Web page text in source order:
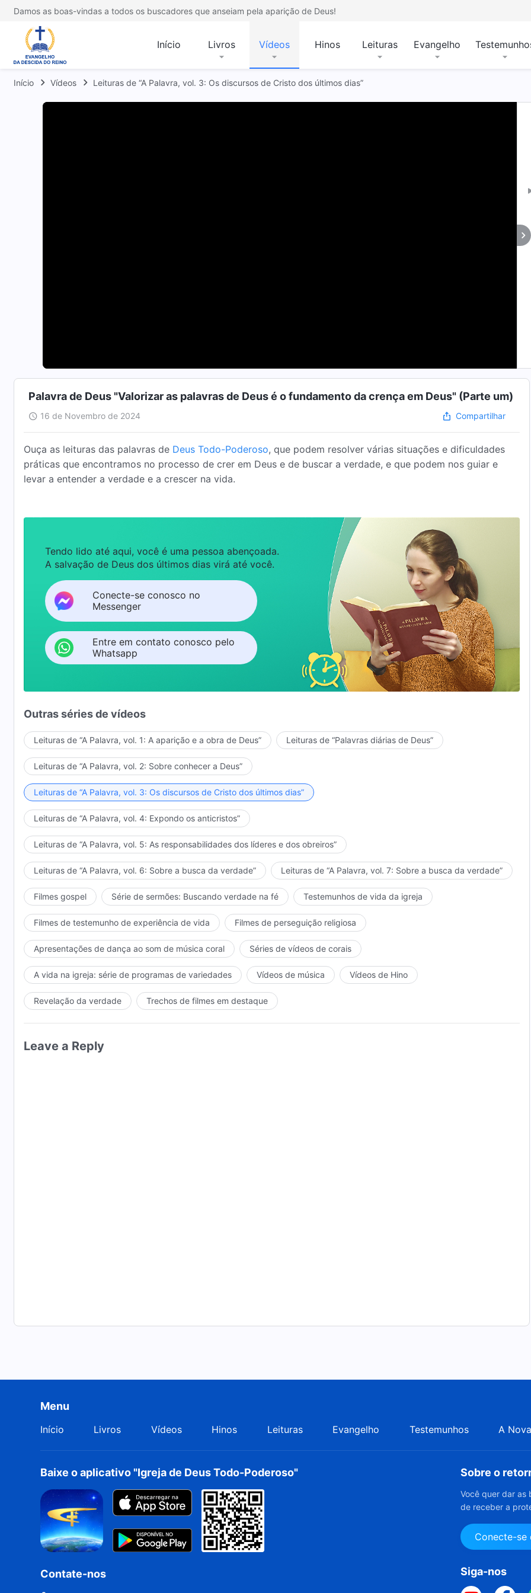
Damos as boas-vindas a todos os buscadores que anseiam pela aparição de Deus!
Início Livros Vídeos Hinos Leituras Evangelho
Início Vídeos Leituras de “A Palavra, vol. 3: Os discursos de Cristo dos últimos dias”
Palavra de Deus "Valorizar as palavras de Deus é o fundamento da crença em Deus" (Parte um)
16 de Novembro de 2024 Compartilhar
Ouça as leituras das palavras de Deus Todo-Poderoso, que podem resolver várias situações e dificuldades
práticas que encontramos no processo de crer em Deus e de buscar a verdade, e que podem nos guiar e
levar a entender a verdade e a crescer na vida.
Tendo lido até aqui, você é uma pessoa abençoada.
A salvação de Deus dos últimos dias virá até você.
Conecte-se conosco no
Messenger
Entre em contato conosco pelo
Whatsapp
Outras séries de vídeos
Leituras de “A Palavra, vol. 1: A aparição e a obra de Deus” Leituras de “Palavras diárias de Deus”
Leituras de “A Palavra, vol. 2: Sobre conhecer a Deus”
Leituras de “A Palavra, vol. 3: Os discursos de Cristo dos últimos dias”
Leituras de “A Palavra, vol. 4: Expondo os anticristos”
Leituras de “A Palavra, vol. 5: As responsabilidades dos líderes e dos obreiros”
Leituras de “A Palavra, vol. 6: Sobre a busca da verdade” Leituras de “A Palavra, vol. 7: Sobre a busca da verdade”
Filmes gospel Série de sermões: Buscando verdade na fé Testemunhos de vida da igreja
Filmes de testemunho de experiência de vida Filmes de perseguição religiosa
Apresentações de dança ao som de música coral Séries de vídeos de corais
A vida na igreja: série de programas de variedades Vídeos de música Vídeos de Hino
Revelação da verdade Trechos de filmes em destaque
Leave a Reply
Menu
Início Livros Vídeos Hinos Leituras Evangelho Testemunhos A
Baixe o aplicativo "Igreja de Deus Todo-Poderoso"
Contate-nos
Sobre o
Você quer dar as
de receber a
Conecte-se
Siga-nos